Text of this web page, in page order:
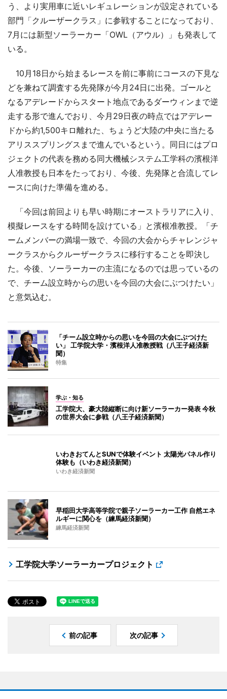
う、より実用車に近いレギュレーションが設定されている
部門「クルーザークラス」に参戦することになっており、
7月には新型ソーラーカー「OWL（アウル）」も発表して
いる。
10月18日から始まるレースを前に事前にコースの下見な
どを兼ねて調査する先発隊が今月24日に出発。ゴールと
なるアデレードからスタート地点であるダーウィンまで逆
走する形で進んでおり、今月29日夜の時点ではアデレー
ドから約1,500キロ離れた、ちょうど大陸の中央に当たる
アリススプリングスまで進んでいるという。同日にはプロ
ジェクトの代表を務める同大機械システム工学科の濱根洋
人准教授も日本をたっており、今後、先発隊と合流してレ
ースに向けた準備を進める。
「今回は前回よりも早い時期にオーストラリアに入り、
模擬レースをする時間を設けている」と濱根准教授。「チ
ームメンバーの満場一致で、今回の大会からチャレンジャ
ークラスからクルーザークラスに移行することを即決し
た。今後、ソーラーカーの主流になるのでは思っているの
で、チーム設立時からの思いを今回の大会にぶつけたい」
と意気込む。
「チーム設立時からの思いを今回の大会にぶつけた
い」 工学院大学・濱根洋人准教授戦（八王子経済新
聞）
特集
学ぶ・知る
工学院大、豪大陸縦断に向け新ソーラーカー発表 今秋
の世界大会に参戦（八王子経済新聞）
いわきおてんとSUNで体験イベント 太陽光パネル作り
体験も（いわき経済新聞）
いわき経済新聞
早稲田大学高等学院で親子ソーラーカー工作 自然エネ
ルギーに関心を（練馬経済新聞）
練馬経済新聞
工学院大学ソーラーカープロジェクト
前の記事 次の記事